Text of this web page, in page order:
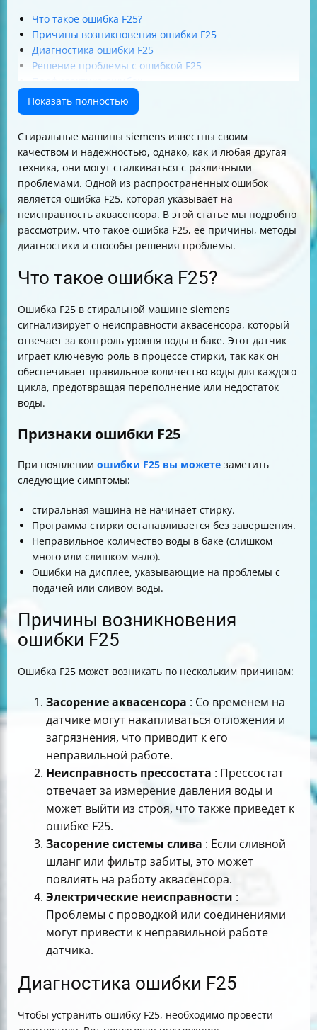
Что такое ошибка F25?
Причины возникновения ошибки F25
Диагностика ошибки F25
Решение проблемы с ошибкой F25
Заключение
Показать полностью
Стиральные машины siemens известны своим
качеством и надежностью, однако, как и любая другая
техника, они могут сталкиваться с различными
проблемами. Одной из распространенных ошибок
является ошибка F25, которая указывает на
неисправность аквасенсора. В этой статье мы подробно
рассмотрим, что такое ошибка F25, ее причины, методы
диагностики и способы решения проблемы.
Что такое ошибка F25?
Ошибка F25 в стиральной машине siemens
сигнализирует о неисправности аквасенсора, который
отвечает за контроль уровня воды в баке. Этот датчик
играет ключевую роль в процессе стирки, так как он
обеспечивает правильное количество воды для каждого
цикла, предотвращая переполнение или недостаток
воды.
Признаки ошибки F25
При появлении ошибки F25 вы можете заметить
следующие симптомы:
стиральная машина не начинает стирку.
Программа стирки останавливается без завершения.
Неправильное количество воды в баке (слишком
много или слишком мало).
Ошибки на дисплее, указывающие на проблемы с
подачей или сливом воды.
Причины возникновения
ошибки F25
Ошибка F25 может возникать по нескольким причинам:
Засорение аквасенсора : Со временем на
датчике могут накапливаться отложения и
загрязнения, что приводит к его
неправильной работе.
Неисправность прессостата : Прессостат
отвечает за измерение давления воды и
может выйти из строя, что также приведет к
ошибке F25.
Засорение системы слива : Если сливной
шланг или фильтр забиты, это может
повлиять на работу аквасенсора.
Электрические неисправности :
Проблемы с проводкой или соединениями
могут привести к неправильной работе
датчика.
Диагностика ошибки F25
Чтобы устранить ошибку F25, необходимо провести